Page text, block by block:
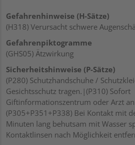
Gefahrenhinweise (H-Sätze)
(H318) Verursacht schwere
Gefahrenpiktogramme
(GHS05) Ätzwirkung
Sicherheitshinweise (P-Sätze)
(P280) Schutzhandschuhe /
Gesichtsschutz tragen.|(P310) Sofort
Giftinformationszentrum oder Arzt
(P305+P351+P338) Bei Kontakt mit
Minuten lang behutsam mit Wasser
Kontaktlinsen nach Möglichkeit